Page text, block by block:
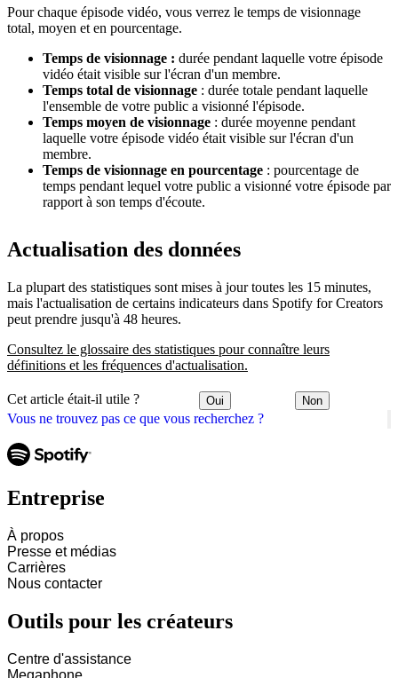
Vous ne trouvez pas ce que vous recherchez ?
Pour chaque épisode vidéo, vous verrez le temps de visionnage
total, moyen et en pourcentage.
Temps de visionnage : durée pendant laquelle votre épisode
vidéo était visible sur l'écran d'un membre.
Temps total de visionnage : durée totale pendant laquelle
l'ensemble de votre public a visionné l'épisode.
Temps moyen de visionnage : durée moyenne pendant
laquelle votre épisode vidéo était visible sur l'écran d'un
membre.
Temps de visionnage en pourcentage : pourcentage de
temps pendant lequel votre public a visionné votre épisode par
rapport à son temps d'écoute.
Actualisation des données
La plupart des statistiques sont mises à jour toutes les 15 minutes,
mais l'actualisation de certains indicateurs dans Spotify for Creators
peut prendre jusqu'à 48 heures.
Consultez le glossaire des statistiques pour connaître leurs
définitions et les fréquences d'actualisation.
Cet article était-il utile ? Oui Non
Entreprise
À propos
Presse et médias
Carrières
Nous contacter
Outils pour les créateurs
Centre d'assistance